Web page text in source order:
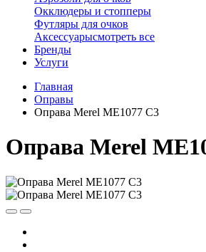
Окклюдеры и стопперы
Футляры для очков
Аксессуарысмотреть все
Бренды
Услуги
Главная
Оправы
Оправа Merel ME1077 C3
Оправа Merel